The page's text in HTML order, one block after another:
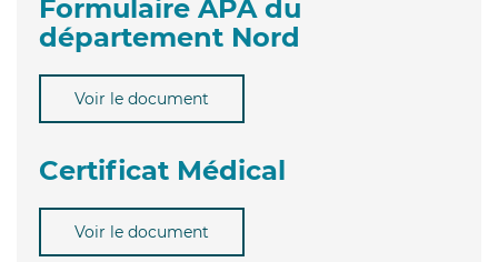
Formulaire APA du
département Nord
Voir le document
Certificat Médical
Voir le document